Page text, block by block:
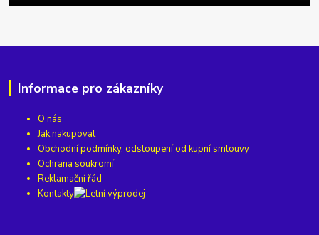
Informace pro zákazníky
O nás
Jak nakupovat
Obchodní podmínky, odstoupení od kupní smlouvy
Ochrana soukromí
Reklamační řád
Kontakty